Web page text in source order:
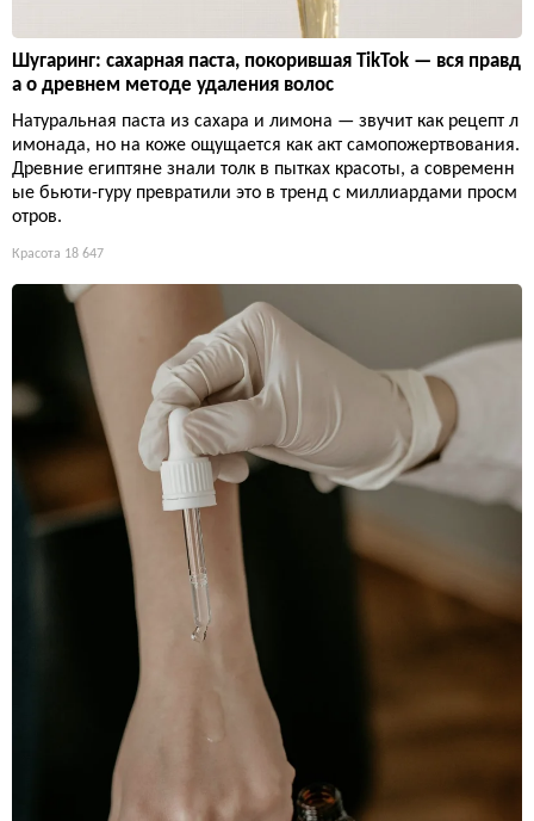
Шугаринг: сахарная паста, покорившая TikTok — вся правд
а о древнем методе удаления волос
Натуральная паста из сахара и лимона — звучит как рецепт л
имонада, но на коже ощущается как акт самопожертвования.
Древние египтяне знали толк в пытках красоты, а современн
ые бьюти-гуру превратили это в тренд с миллиардами просм
отров.
Красота 18 647